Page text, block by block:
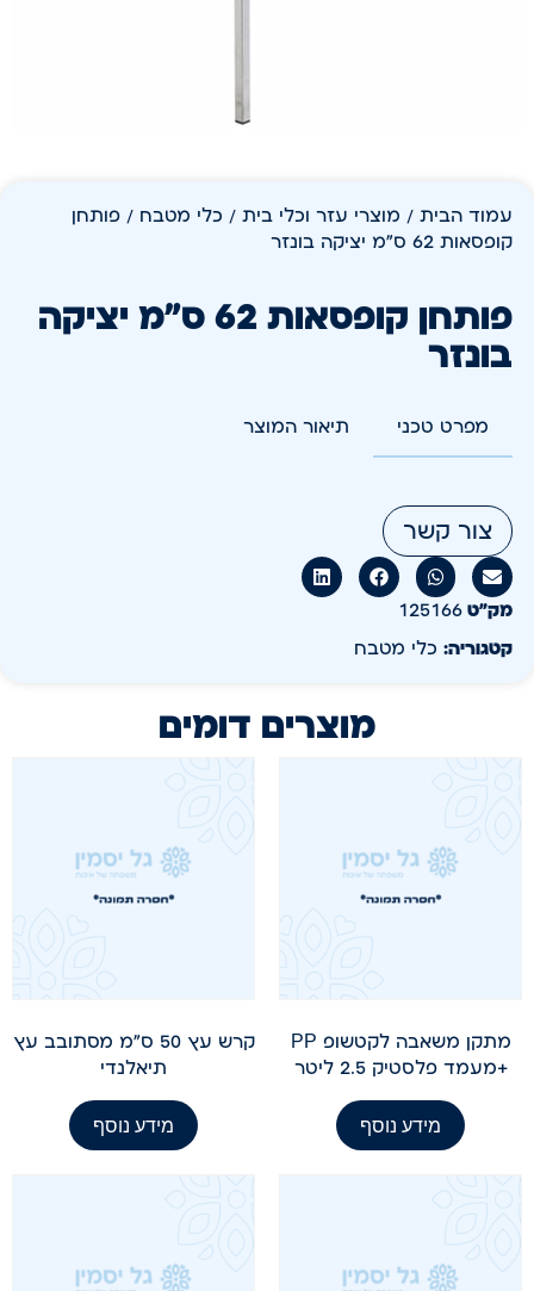
עמוד הבית / מוצרי עזר וכלי בית / כלי מטבח / פותחן
קופסאות 62 ס"מ יציקה בונזר
פותחן קופסאות 62 ס"מ יציקה
בונזר
מפרט טכני תיאור המוצר
צור קשר
מק״ט 125166
קטגוריה: כלי מטבח
מוצרים דומים
מתקן משאבה לקטשופ PP
+מעמד פלסטיק 2.5 ליטר
מידע נוסף
קרש עץ 50 ס"מ מסתובב עץ
תיאלנדי
מידע נוסף